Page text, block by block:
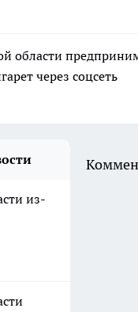
области
через соцсеть
из-